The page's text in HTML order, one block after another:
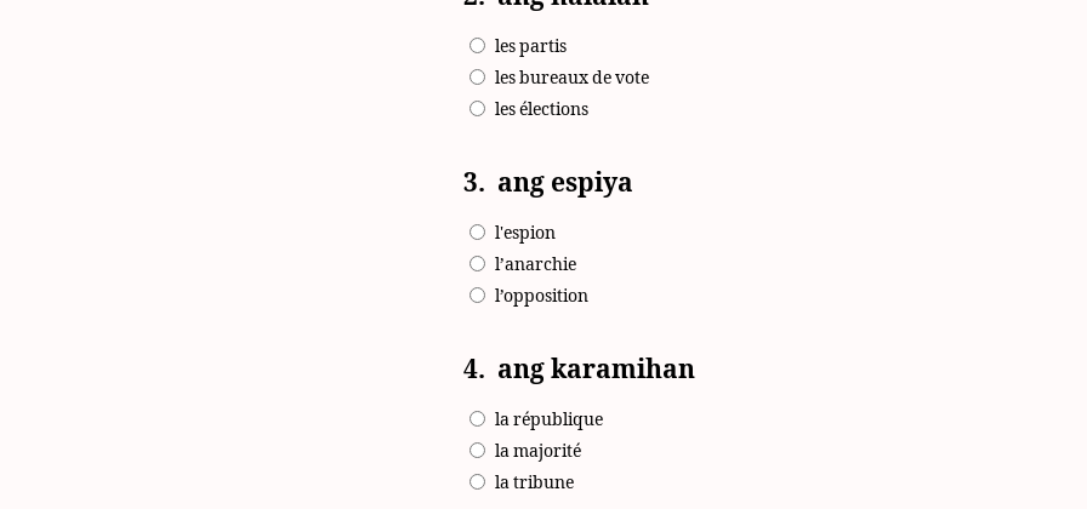
les partis
les bureaux de vote
les élections
3. ang espiya
l'espion
l’anarchie
l’opposition
4. ang karamihan
la république
la majorité
la tribune